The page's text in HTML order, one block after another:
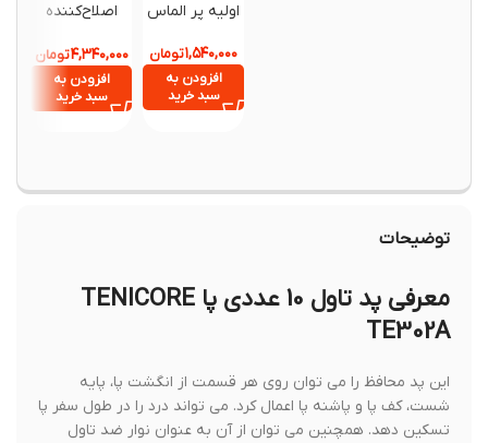
اولیه پر الماس
۱,۵۴۰,۰۰۰تومان
افزودن به
سبد خرید
اصلاح‌کننده
Jingba مدل
Support
Posture
Corrector
۴,۳۴۰,۰۰۰تومان
افزودن به
سبد خرید
توضیحات
معرفی پد تاول 10 عددی پا TENICORE
TE302A
این پد محافظ را می توان روی هر قسمت از انگشت پا، پایه
شست، کف پا و پاشنه پا اعمال کرد. می تواند درد را در طول سفر پا
تسکین دهد. همچنین می توان از آن به عنوان نوار ضد تاول